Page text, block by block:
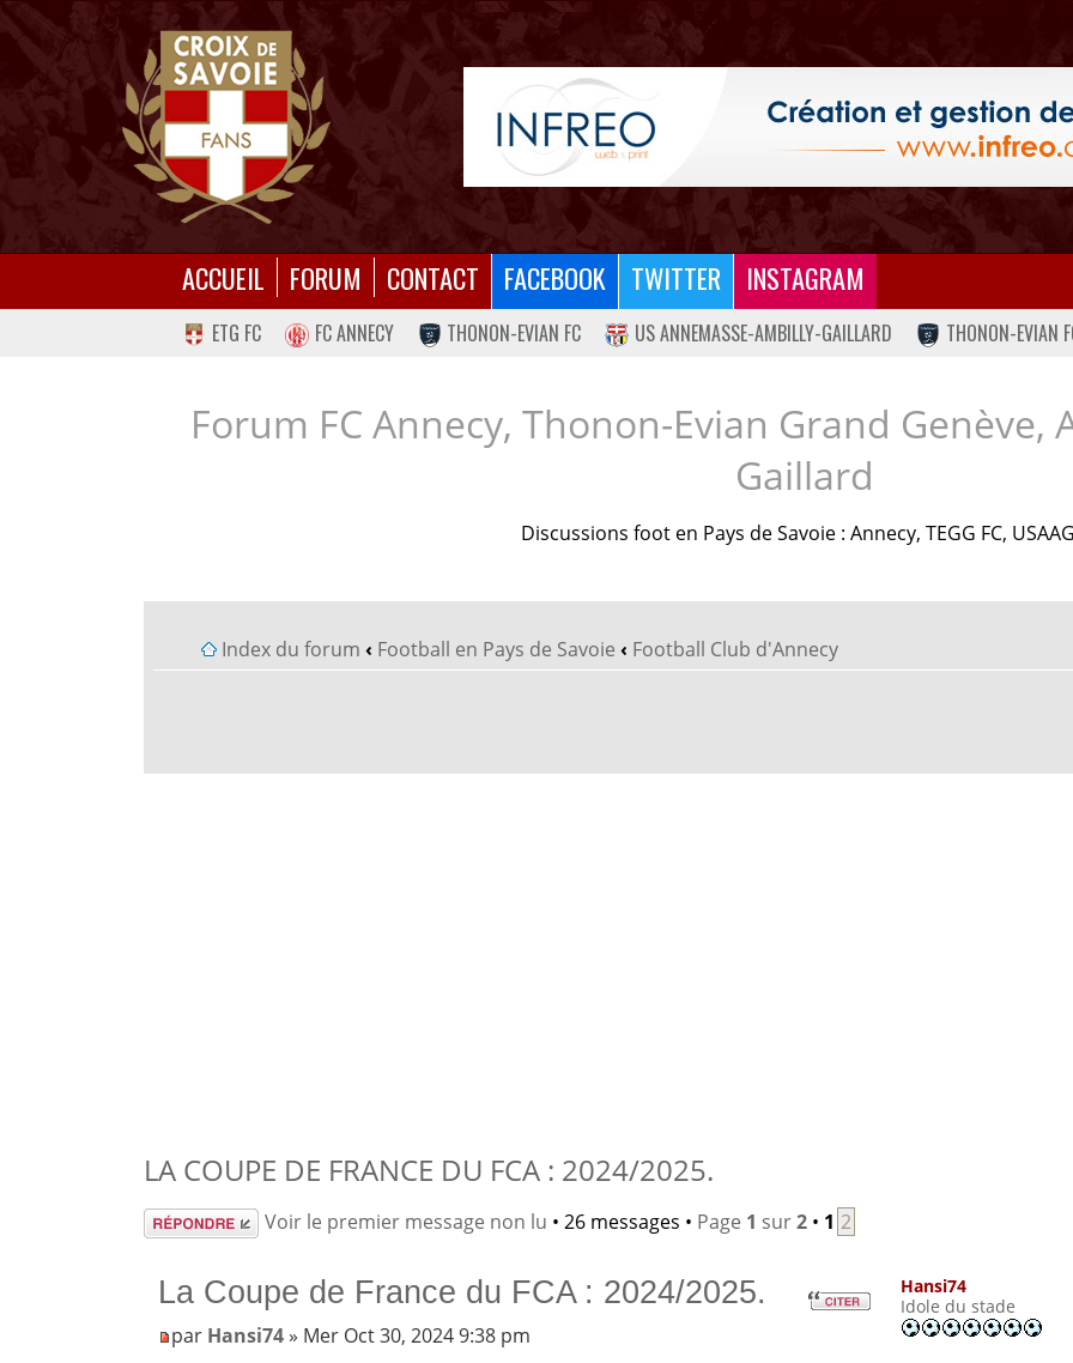
ACCUEIL FORUM CONTACT FACEBOOK TWITTER INSTAGRAM
ETG FC FC ANNECY THONON-EVIAN FC US ANNEMASSE-AMBILLY-GAILLARD THONON-EVIAN
Forum FC Annecy, Thonon-Evian Grand Genève,
Gaillard
Discussions foot en Pays de Savoie : Annecy, TEGG FC,
Index du forum ‹ Football en Pays de Savoie ‹ Football Club d'Annecy
LA COUPE DE FRANCE DU FCA : 2024/2025.
Répondre Voir le premier message non lu • 26 messages • Page 1 sur2• 1 2
La Coupe de France du FCA : 2024/2025.
par Hansi74» Mer Oct 30, 2024 9:38 pm
Hansi74
Idole du stade